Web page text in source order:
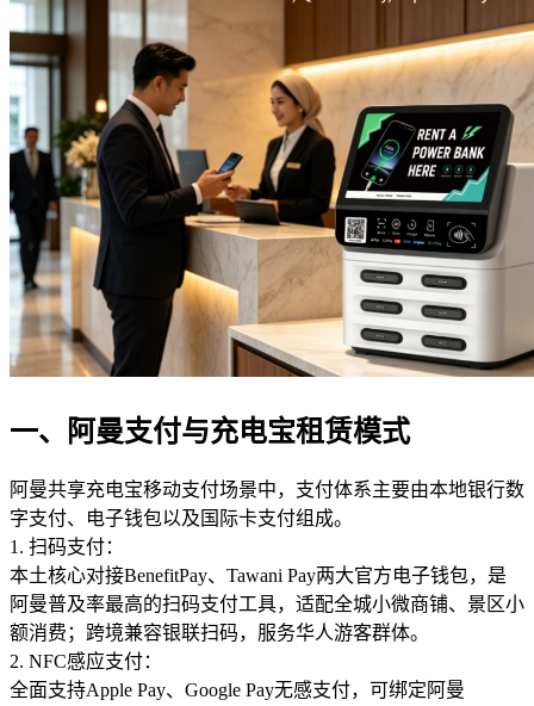
一、阿曼支付与充电宝租赁模式
阿曼共享充电宝移动支付场景中，支付体系主要由本地银行数
字支付、电子钱包以及国际卡支付组成。
1. 扫码支付：
本土核心对接BenefitPay、Tawani Pay两大官方电子钱包，是
阿曼普及率最高的扫码支付工具，适配全城小微商铺、景区小
额消费；跨境兼容银联扫码，服务华人游客群体。
2. NFC感应支付：
全面支持Apple Pay、Google Pay无感支付，可绑定阿曼